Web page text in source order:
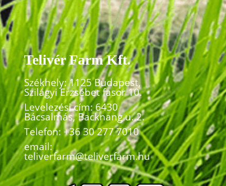
Telivér Farm Kft.
Székhely: 1125 Budapest,
Szilágyi Erzsébet fasor 10.
Levelezési cím: 6430
Bácsalmás, Backnang u. 2.
Telefon: +36 30 277 7010
email:
teliverfarm@teliverfarm.hu